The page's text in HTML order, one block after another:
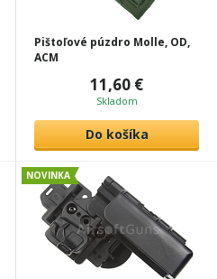
Pištoľové púzdro Molle, OD,
ACM
11,60 €
Skladom
Do košíka
NOVINKA